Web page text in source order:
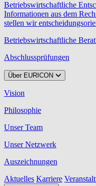
Betriebswirtschaftliche
Informationen aus dem
stellen wir
Betriebswirtschaftliche
Abschlussprüfungen
Über EURICON
Vision
Philosophie
Unser Team
Unser Netzwerk
Auszeichnungen
Aktuelles Karriere